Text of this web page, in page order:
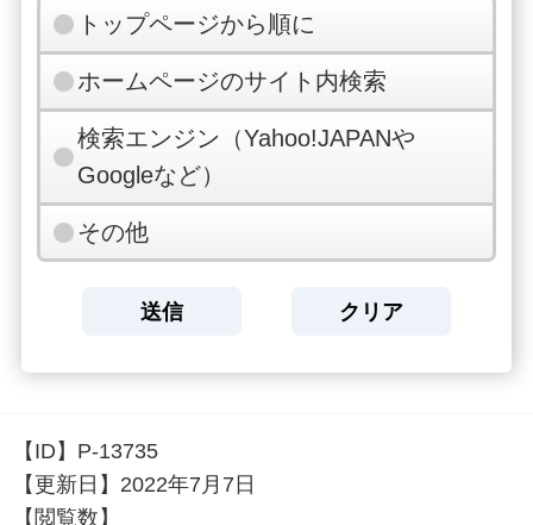
トップページから順に
ホームページのサイト内検索
検索エンジン（Yahoo!JAPANや
Googleなど）
その他
【ID】 P-13735
【更新日】 2022年7月7日
【閲覧数】